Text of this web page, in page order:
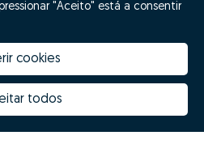
"Aceito" está a consentir
cookies
todos